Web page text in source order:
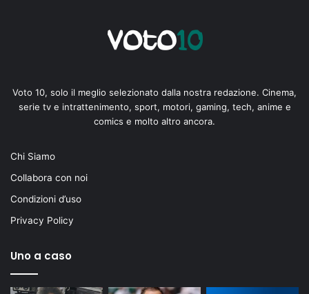
Voto 10, solo il meglio selezionato dalla nostra redazione. Cinema,
serie tv e intrattenimento, sport, motori, gaming, tech, anime e
comics e molto altro ancora.
Chi Siamo
Collabora con noi
Condizioni d’uso
Privacy Policy
Uno a caso